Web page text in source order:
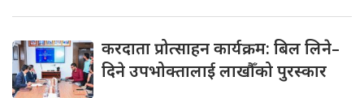
करदाता प्रोत्साहन कार्यक्रम: बिल लिने–
दिने उपभोक्तालाई लाखौँको पुरस्कार